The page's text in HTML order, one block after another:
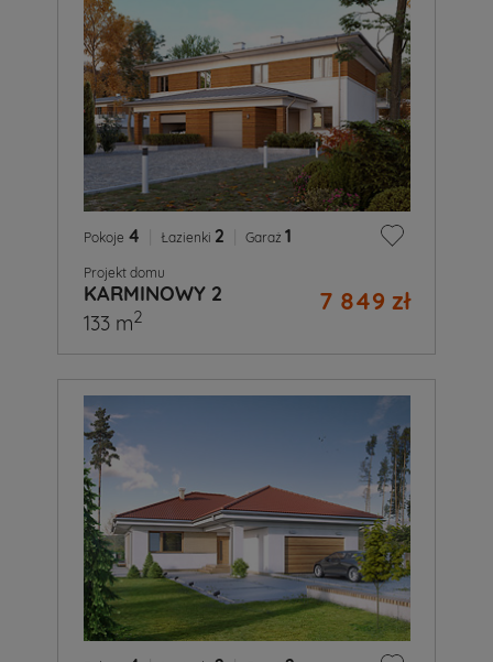
Pokoje 4 Łazienki 2 Garaż 1
Projekt domu
KARMINOWY 2 7 849 zł
133 m2